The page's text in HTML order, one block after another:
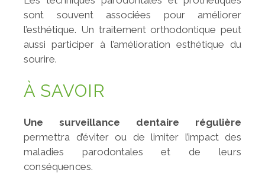
sont souvent associées pour améliorer
l’esthétique. Un traitement orthodontique peut
aussi participer à l’amélioration esthétique du
sourire.
À SAVOIR
Une surveillance dentaire régulière
permettra d’éviter ou de limiter l’impact des
maladies parodontaleset de leurs
conséquences.